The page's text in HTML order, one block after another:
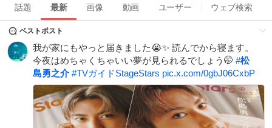
ー
ワ
ド
を
消
す
話題 最新 画像 動画 ユーザー ウェブ検索
ベストポスト
我が家にもやっと届きました😭✨ 読んでから寝ます。
今夜はめちゃくちゃいい夢が見られるでしょう🤭 #松
島勇之介 #TVガイドStageStars pic.x.com/0gbJ06CxbP